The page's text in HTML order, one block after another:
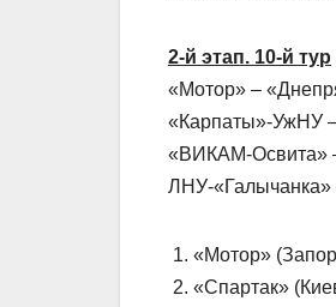
2-й этап. 10-й тур
«Мотор» –
«Карпаты»-УжНУ
«ВИКАМ-Освита»
ЛНУ-«Галычанка»
1. «Мотор»
2. «Спартак»